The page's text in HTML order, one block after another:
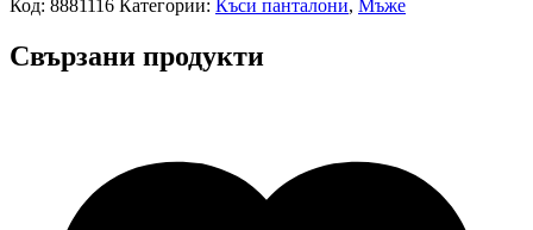
Код: 8881116 Категории: Къси панталони, Мъже
Свързани продукти